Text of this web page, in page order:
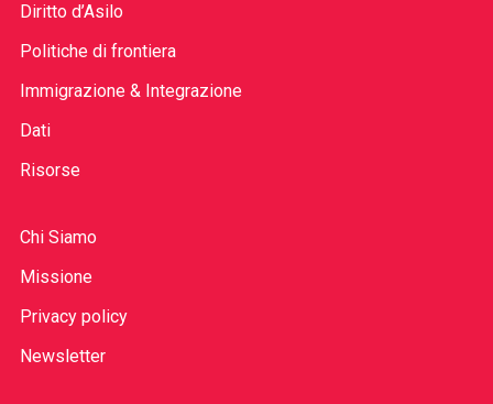
Diritto d’Asilo
Politiche di frontiera
Immigrazione & Integrazione
Dati
Risorse
Chi Siamo
Missione
Privacy policy
Newsletter